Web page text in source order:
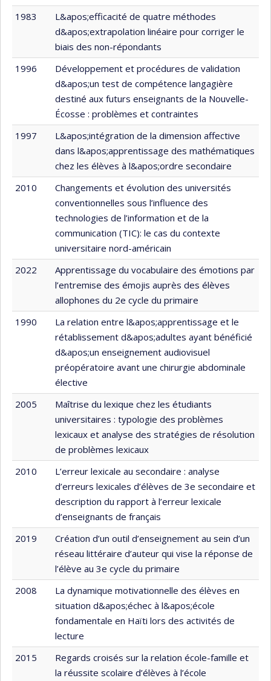
1983
L&apos;efficacité de quatre méthodes
d&apos;extrapolation linéaire pour corriger le
biais des non-répondants
1996
Développement et procédures de validation
d&apos;un test de compétence langagière
destiné aux futurs enseignants de la Nouvelle-
Écosse : problèmes et contraintes
1997
L&apos;intégration de la dimension affective
dans l&apos;apprentissage des mathématiques
chez les élèves à l&apos;ordre secondaire
2010
Changements et évolution des universités
conventionnelles sous l’influence des
technologies de l’information et de la
communication (TIC): le cas du contexte
universitaire nord-américain
2022
Apprentissage du vocabulaire des émotions par
l’entremise des émojis auprès des élèves
allophones du 2e cycle du primaire
1990
La relation entre l&apos;apprentissage et le
rétablissement d&apos;adultes ayant bénéficié
d&apos;un enseignement audiovisuel
préopératoire avant une chirurgie abdominale
élective
2005
Maîtrise du lexique chez les étudiants
universitaires : typologie des problèmes
lexicaux et analyse des stratégies de résolution
de problèmes lexicaux
2010
L’erreur lexicale au secondaire : analyse
d’erreurs lexicales d’élèves de 3e secondaire et
description du rapport à l’erreur lexicale
d’enseignants de français
2019
Création d’un outil d’enseignement au sein d’un
réseau littéraire d’auteur qui vise la réponse de
l’élève au 3e cycle du primaire
2008
La dynamique motivationnelle des élèves en
situation d&apos;échec à l&apos;école
fondamentale en Haïti lors des activités de
lecture
2015
Regards croisés sur la relation école-famille et
la réussite scolaire d’élèves à l’école